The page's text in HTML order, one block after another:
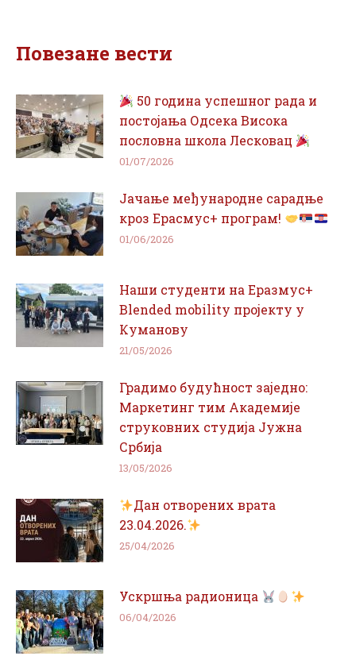
Повезане вести
50 година успешног рада и
постојања Одсека Висока
пословна школа Лесковац
01/07/2026
Јачање међународне сарадње
кроз Ерасмус+ програм!
01/06/2026
Наши студенти на Еразмус+
Blended mobility пројекту у
Куманову
21/05/2026
Градимо будућност заједно:
Маркетинг тим Академије
струковних студија Јужна
Србија
13/05/2026
Дан отворених врата
23.04.2026.
25/04/2026
Ускршња радионица
06/04/2026